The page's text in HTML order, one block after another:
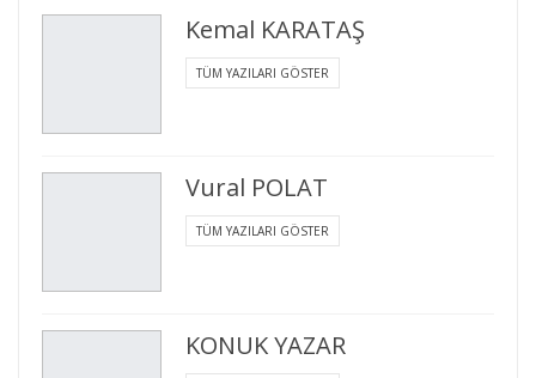
Kemal KARATAŞ
TÜM YAZILARI GÖSTER
Vural POLAT
TÜM YAZILARI GÖSTER
KONUK YAZAR